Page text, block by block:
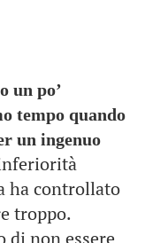
un po’
tempo quando
un ingenuo
ha controllato
troppo.
di non essere